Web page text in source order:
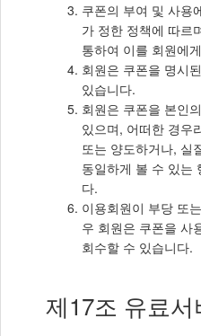
쿠폰의 부여 및 사용
가 정한 정책에 따르
통하여 이를 회원에
회원은 쿠폰을 명시
있습니다.
회원은 쿠폰을 본인
있으며, 어떠한 경우
또는 양도하거나, 실
동일하게 볼 수 있는
다.
이용회원이 부당 또
우 회원은 쿠폰을 사
회수할 수 있습니다.
제17조 유료